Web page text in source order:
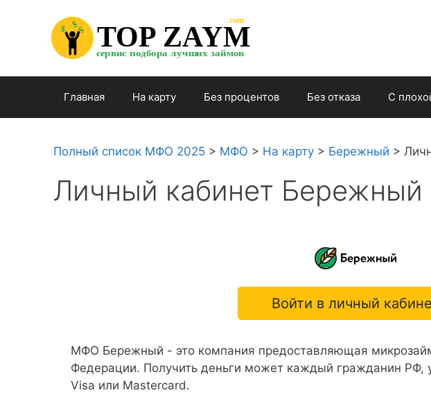
содержимому
TOP ZAYM
сервис подбора лучших займов
.com
$
$
$
Главная На карту Без процентов Без отказа С
Полный список МФО 2025 > МФО > На карту > Бережный >
Личный кабинет Бережный
Войти в личный
МФО Бережный - это компания предоставляющая
Федерации. Получить деньги может каждый гражданин РФ, у
Visa или Mastercard.